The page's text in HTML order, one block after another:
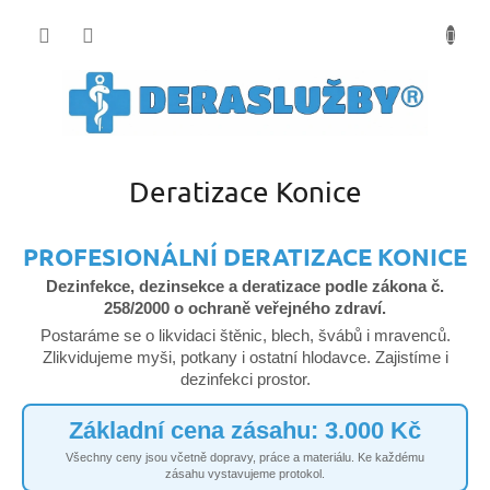
Deratizace Konice
PROFESIONÁLNÍ DERATIZACE KONICE
Dezinfekce, dezinsekce a deratizace podle zákona č.
258/2000 o ochraně veřejného zdraví.
Postaráme se o likvidaci štěnic, blech, švábů i mravenců.
Zlikvidujeme myši, potkany i ostatní hlodavce. Zajistíme i
dezinfekci prostor.
Základní cena zásahu: 3.000 Kč
Všechny ceny jsou včetně dopravy, práce a materiálu. Ke každému
zásahu vystavujeme protokol.